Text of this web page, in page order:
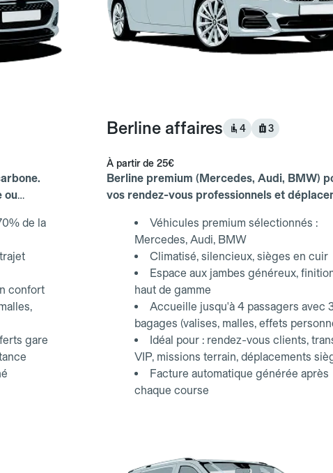
ou
de la
confort
gare
Berline affaires 4 3
À partir de 25€
Berline premium (Mercedes, Audi, BMW)
vos rendez-vous professionnels et
Véhicules premium sélectionnés :
Mercedes, Audi, BMW
Climatisé, silencieux, sièges en cuir
Espace aux jambes généreux,
haut de gamme
Accueille jusqu'à 4 passagers avec
bagages (valises, malles, effets
Idéal pour : rendez-vous clients,
VIP, missions terrain, déplacements
Facture automatique générée après
chaque course